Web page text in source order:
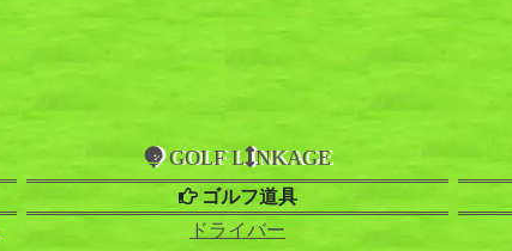
GOLF L NKAGE
ゴルフ道具
ドライバー